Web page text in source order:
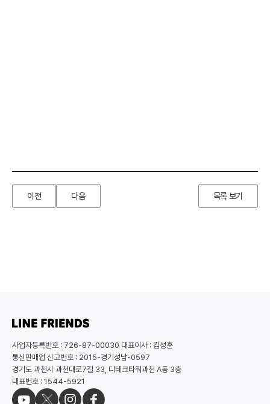
이전 다음 목록 보기
사업자등록번호 : 726-87-00030 대표이사 : 김성훈
통신판매업 신고번호 : 2015-경기성남-0597
경기도 과천시 과천대로7길 33, 디테크타워과천 A동 3층
대표번호 : 1544-5921